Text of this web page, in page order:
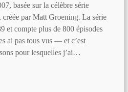
basée sur la célèbre série
créée par Matt Groening. La série
et compte plus de 800 épisodes
ai pas tous vus — et c’est
pour lesquelles j’ai…